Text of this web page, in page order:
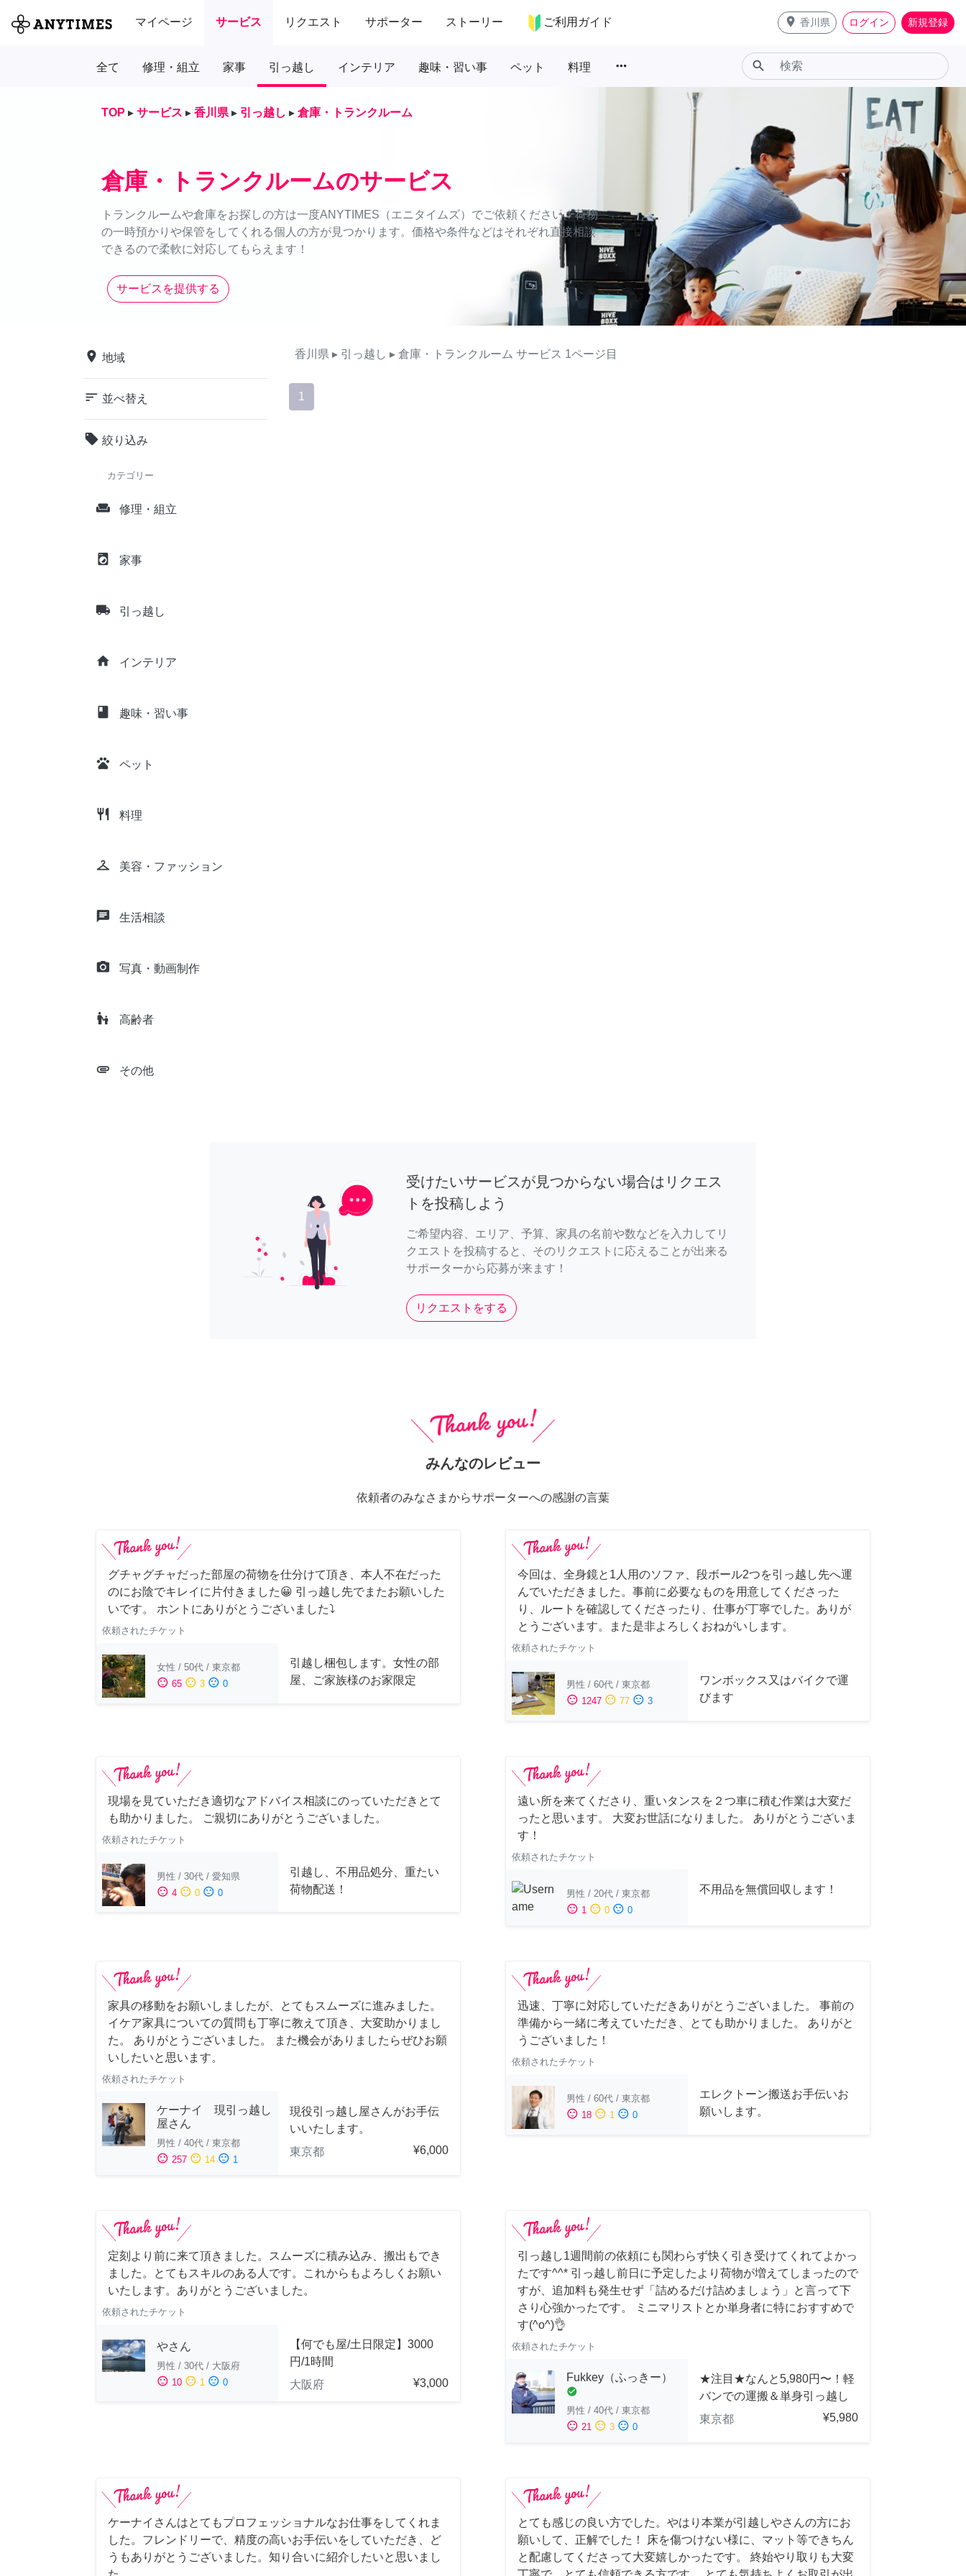
マイページ サービス リクエスト サポーター ストーリー ご利用ガイド place 香川県 ログイン 新規登録
全て 修理・組立 家事 引っ越し インテリア 趣味・習い事 ペット 料理 more_horiz search
TOP ▸ サービス ▸ 香川県 ▸ 引っ越し ▸ 倉庫・トランクルーム
倉庫・トランクルームのサービス
トランクルームや倉庫をお探しの方は一度ANYTIMES（エニタイムズ）でご依頼ください！荷物
の一時預かりや保管をしてくれる個人の方が見つかります。価格や条件などはそれぞれ直接相談
できるので柔軟に対応してもらえます！
サービスを提供する
place 地域
sort 並べ替え
local_offer 絞り込み
カテゴリー
weekend 修理・組立
local_laundry_service 家事
local_shipping 引っ越し
home インテリア
class 趣味・習い事
pets ペット
restaurant 料理
checkroom 美容・ファッション
chat 生活相談
camera_alt 写真・動画制作
escalator_warning 高齢者
attachment その他
香川県 ▸ 引っ越し ▸ 倉庫・トランクルーム サービス 1ページ目
1
受けたいサービスが見つからない場合はリクエス
トを投稿しよう
ご希望内容、エリア、予算、家具の名前や数などを入力してリ
クエストを投稿すると、そのリクエストに応えることが出来る
サポーターから応募が来ます！
リクエストをする
みんなのレビュー
依頼者のみなさまからサポーターへの感謝の言葉
グチャグチャだった部屋の荷物を仕分けて頂き、本人不在だった
のにお陰でキレイに片付きました😀 引っ越し先でまたお願いした
いです。 ホントにありがとうございました⤵
依頼されたチケット
女性 / 50代 / 東京都
sentiment_satisfied 65 sentiment_neutral 3 sentiment_dissatisfied 0
引越し梱包します。女性の部
屋、ご家族様のお家限定
今回は、全身鏡と1人用のソファ、段ボール2つを引っ越し先へ運
んでいただきました。事前に必要なものを用意してくださった
り、ルートを確認してくださったり、仕事が丁寧でした。ありが
とうございます。また是非よろしくおねがいします。
依頼されたチケット
男性 / 60代 / 東京都
sentiment_satisfied 1247 sentiment_neutral 77 sentiment_dissatisfied 3
ワンボックス又はバイクで運
びます
現場を見ていただき適切なアドバイス相談にのっていただきとて
も助かりました。 ご親切にありがとうございました。
依頼されたチケット
男性 / 30代 / 愛知県
sentiment_satisfied 4 sentiment_neutral 0 sentiment_dissatisfied 0
引越し、不用品処分、重たい
荷物配送！
遠い所を来てくださり、重いタンスを２つ車に積む作業は大変だ
ったと思います。 大変お世話になりました。 ありがとうございま
す！
依頼されたチケット
男性 / 20代 / 東京都
sentiment_satisfied 1 sentiment_neutral 0 sentiment_dissatisfied 0
不用品を無償回収します！
家具の移動をお願いしましたが、とてもスムーズに進みました。
イケア家具についての質問も丁寧に教えて頂き、大変助かりまし
た。 ありがとうございました。 また機会がありましたらぜひお願
いしたいと思います。
依頼されたチケット
ケーナイ 現引っ越し
屋さん
男性 / 40代 / 東京都
sentiment_satisfied 257 sentiment_neutral 14 sentiment_dissatisfied 1
現役引っ越し屋さんがお手伝
いいたします。
東京都
¥6,000
迅速、丁寧に対応していただきありがとうございました。 事前の
準備から一緒に考えていただき、とても助かりました。 ありがと
うございました！
依頼されたチケット
男性 / 60代 / 東京都
sentiment_satisfied 18 sentiment_neutral 1 sentiment_dissatisfied 0
エレクトーン搬送お手伝いお
願いします。
定刻より前に来て頂きました。スムーズに積み込み、搬出もでき
ました。とてもスキルのある人です。これからもよろしくお願い
いたします。ありがとうございました。
依頼されたチケット
やさん
男性 / 30代 / 大阪府
sentiment_satisfied 10 sentiment_neutral 1 sentiment_dissatisfied 0
【何でも屋/土日限定】3000
円/1時間
大阪府
¥3,000
引っ越し1週間前の依頼にも関わらず快く引き受けてくれてよかっ
たです^^* 引っ越し前日に予定したより荷物が増えてしまったので
すが、追加料も発生せず「詰めるだけ詰めましょう」と言って下
さり心強かったです。 ミニマリストとか単身者に特におすすめで
す(^o^)👌
依頼されたチケット
Fukkey（ふっきー）
check_circle
男性 / 40代 / 東京都
sentiment_satisfied 21 sentiment_neutral 3 sentiment_dissatisfied 0
★注目★なんと5,980円〜！軽
バンでの運搬＆単身引っ越し
東京都
¥5,980
ケーナイさんはとてもプロフェッショナルなお仕事をしてくれま
した。フレンドリーで、精度の高いお手伝いをしていただき、ど
うもありがとうございました。知り合いに紹介したいと思いまし
とても感じの良い方でした。やはり本業が引越しやさんの方にお
願いして、正解でした！ 床を傷つけない様に、マット等できちん
と配慮してくださって大変嬉しかったです。 終始やり取りも大変